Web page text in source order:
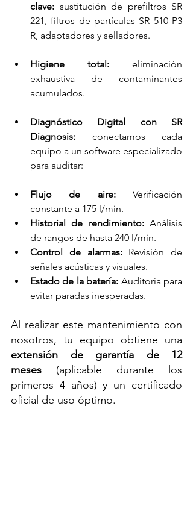
clave: sustitución de prefiltros SR
221, filtros de partículas SR 510 P3
R, adaptadores y selladores.
Higiene total: eliminación
exhaustiva de contaminantes
acumulados.
Diagnóstico Digital con SR
Diagnosis: conectamos cada
equipo a un software especializado
para auditar:
Flujo de aire: Verificación
constante a 175 l/min.
Historial de rendimiento: Análisis
de rangos de hasta 240 l/min.
Control de alarmas: Revisión de
señales acústicas y visuales.
Estado de la batería: Auditoría para
evitar paradas inesperadas.
Al realizar este mantenimiento con
extensión de garantía de 12
meses (aplicable durante los
primeros 4 años) y un certificado
oficial de uso óptimo.